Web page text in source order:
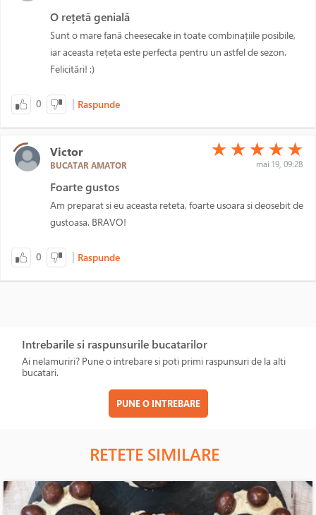
O rețetă genială
Sunt o mare fană cheesecake in toate combinațiile posibile,
iar aceasta rețeta este perfecta pentru un astfel de sezon.
Felicitări! :)
0 | Raspunde
Victor
BUCATAR AMATOR
(*)
★ (*)
★ (*)
★ (*)
★ (*)
★
mai 19, 09:28
Foarte gustos
Am preparat si eu aceasta reteta, foarte usoara si deosebit de
gustoasa. BRAVO!
0 | Raspunde
Intrebarile si raspunsurile bucatarilor
Ai nelamuriri? Pune o intrebare si poti primi raspunsuri de la alti
bucatari.
PUNE O INTREBARE
RETETE SIMILARE